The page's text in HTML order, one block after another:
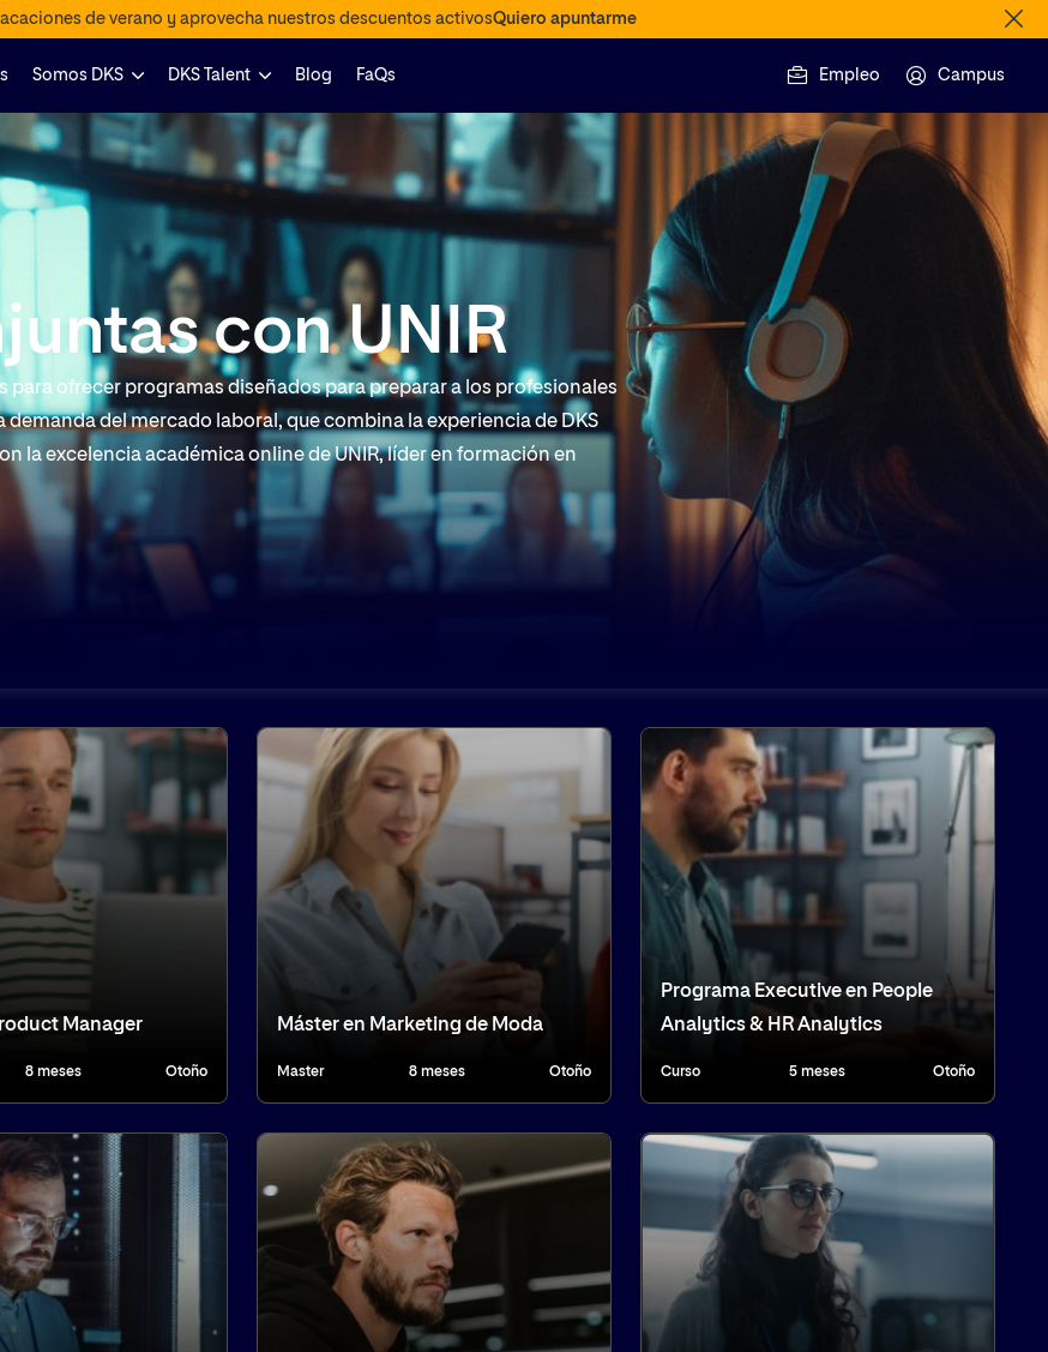
de verano y aprovecha nuestros descuentos activosQuiero apuntarme
Somos DKS DKS Talent Blog FaQs Empleo Campus
con UNIR
para ofrecer programas diseñados para preparar a los profesionales
del mercado laboral, que combina la experiencia de DKS
la excelencia académica online de UNIR, líder en formación en
Manager
8 meses Otoño
Máster en Marketing de Moda
Master 8 meses Otoño
Programa Executive en People
Analytics & HR Analytics
Curso 5 meses Otoño